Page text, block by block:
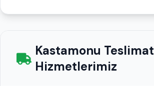
Kastamonu Teslimat
Hizmetlerimiz